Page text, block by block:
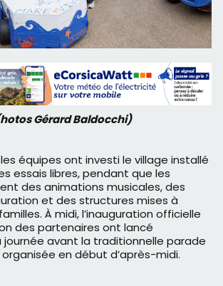
(hotos Gérard Baldocchi)
équipes ont investi le village installé
essais libres, pendant que les
des animations musicales, des
et des structures mises à
À midi, l’inauguration officielle
des partenaires ont lancé
avant la traditionnelle parade
organisée en début d’après-midi.